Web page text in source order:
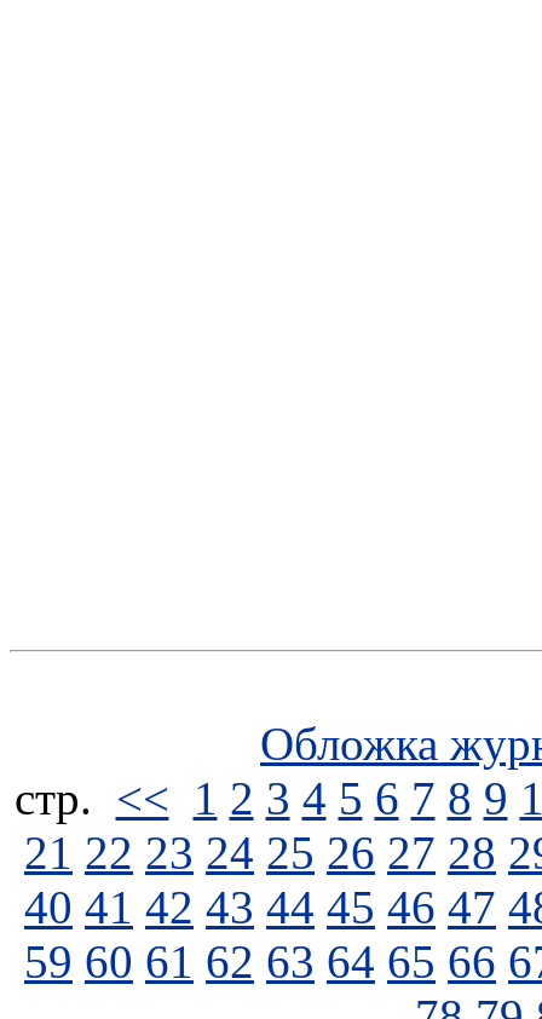
Обложка
стp. << 1 2 3 4 5 6 7 8 9
21 22 23 24 25 26 27 28
40 41 42 43 44 45 46 47
59 60 61 62 63 64 65 66